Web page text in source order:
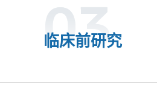
临床前研究